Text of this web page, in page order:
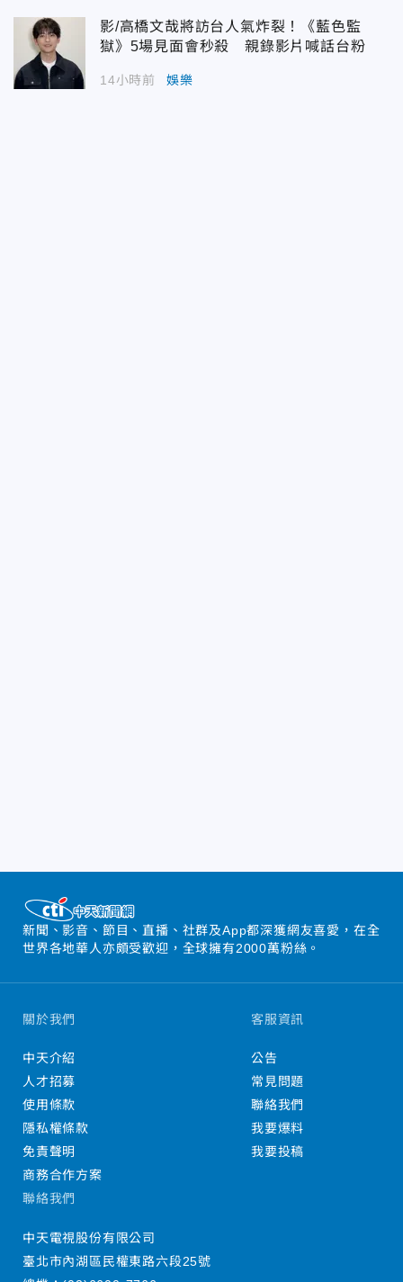
影/高橋文哉將訪台人氣炸裂！《藍色監
獄》5場見面會秒殺 親錄影片喊話台粉
14小時前 娛樂
新聞、影音、節目、直播、社群及App都深獲網友喜愛，在全
世界各地華人亦頗受歡迎，全球擁有2000萬粉絲。
關於我們
中天介紹
人才招募
使用條款
隱私權條款
免責聲明
商務合作方案
客服資訊
公告
常見問題
聯絡我們
我要爆料
我要投稿
聯絡我們
中天電視股份有限公司
臺北市內湖區民權東路六段25號